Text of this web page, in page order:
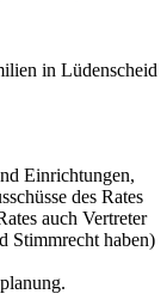
in Lüdenscheid
Einrichtungen,
des Rates
auch Vertreter
Stimmrecht haben)